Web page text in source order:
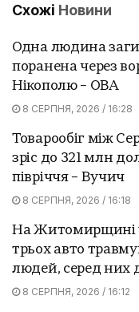
Схожі Новини
Одна людина
поранена через
Нікополю – ОВА
8 СЕРПНЯ, 2026 / 16:28
Товарообіг між
зріс до 321 млн
півріччя – Вучич
8 СЕРПНЯ, 2026 / 16:18
На Житомирщині
трьох авто
людей, серед них
8 СЕРПНЯ, 2026 / 16:12